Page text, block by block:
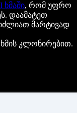
ხმაში, რომ უფრო
დაამატეთ
მარტივად
კლონირებით.